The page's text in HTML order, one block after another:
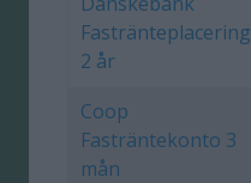
Fastränteplacering
2 år
Coop
Fasträntekonto 3
mån